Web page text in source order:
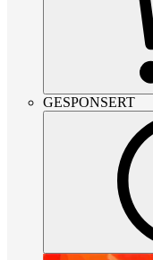
GESPONSERT